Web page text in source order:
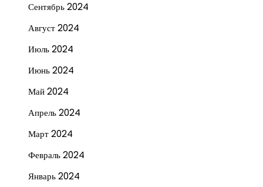
Сентябрь 2024
Август 2024
Июль 2024
Июнь 2024
Май 2024
Апрель 2024
Март 2024
Февраль 2024
Январь 2024